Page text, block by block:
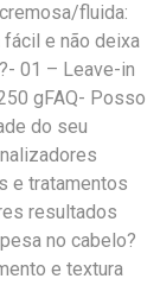
fluida:
e não deixa
01 – Leave-in
gFAQ- Posso
do seu
e tratamentos
resultados
no cabelo?
e textura